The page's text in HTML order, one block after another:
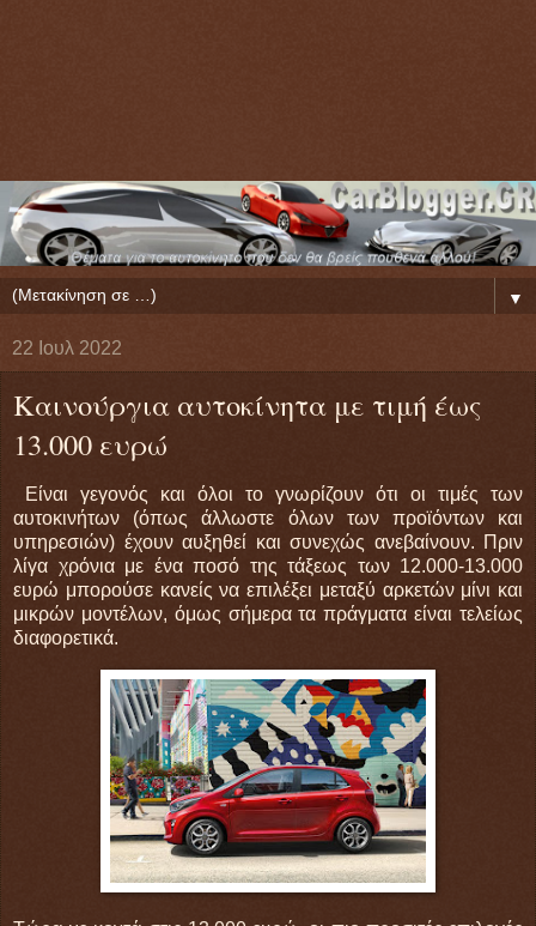
▼
22 Ιουλ 2022
Καινούργια αυτοκίνητα με τιμή έως
13.000 ευρώ
Είναι γεγονός και όλοι το γνωρίζουν ότι οι τιμές των
αυτοκινήτων (όπως άλλωστε όλων των προϊόντων και
υπηρεσιών) έχουν αυξηθεί και συνεχώς ανεβαίνουν. Πριν
λίγα χρόνια με ένα ποσό της τάξεως των 12.000-13.000
ευρώ μπορούσε κανείς να επιλέξει μεταξύ αρκετών μίνι και
μικρών μοντέλων, όμως σήμερα τα πράγματα είναι τελείως
διαφορετικά.